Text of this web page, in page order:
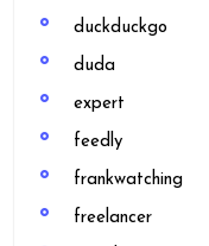
duckduckgo
duda
expert
feedly
frankwatching
freelancer